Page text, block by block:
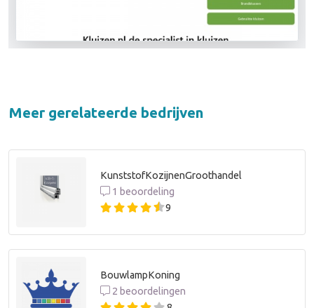
Meer gerelateerde bedrijven
KunststofKozijnenGroothandel
1 beoordeling
9
BouwlampKoning
2 beoordelingen